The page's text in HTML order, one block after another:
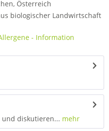
Österreich
biologischer Landwirtschaft
- Information
und diskutieren... mehr